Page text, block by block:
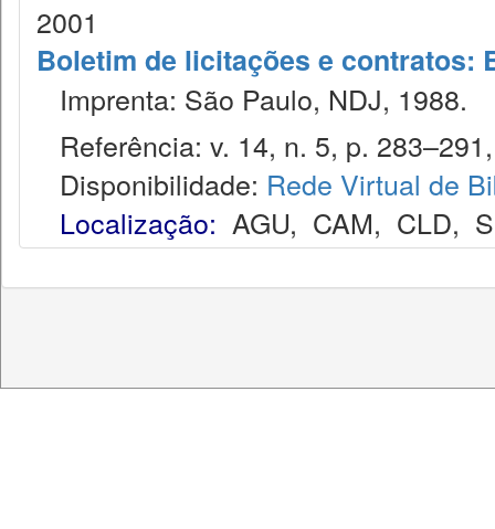
2001
Boletim de licitações e contratos:
Imprenta: São Paulo, NDJ, 1988.
Referência: v. 14, n. 5, p.
Disponibilidade: Rede Virtual de
Localização: AGU, CAM, CLD,